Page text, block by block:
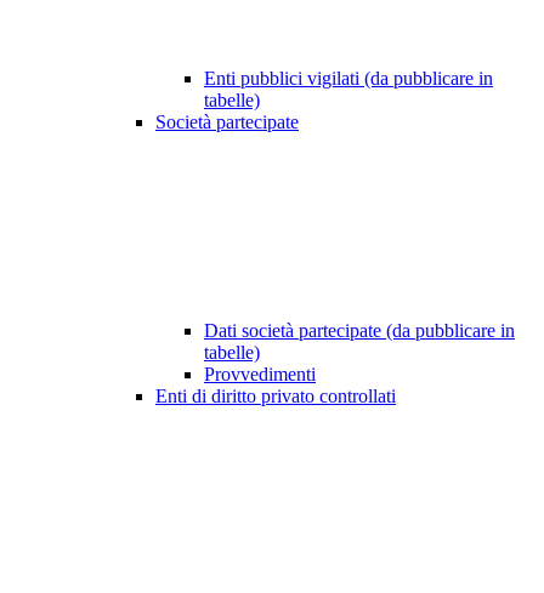
Enti pubblici vigilati (da pubblicare in
tabelle)
Società partecipate
Dati società partecipate (da pubblicare in
tabelle)
Provvedimenti
Enti di diritto privato controllati